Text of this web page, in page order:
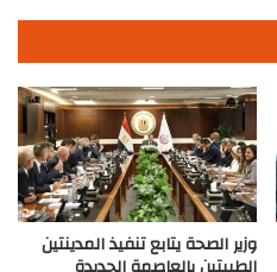
وزير الصحة يتابع تنفيذ المدينتين